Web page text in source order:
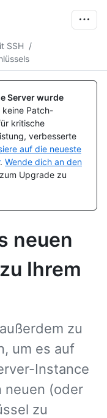
SSH /
Server wurde
keine Patch-
kritische
verbesserte
auf die neueste
. Wende dich an den
Upgrade zu
neuen
Ihrem
zu
um es auf
Instance
neuen (oder
zu